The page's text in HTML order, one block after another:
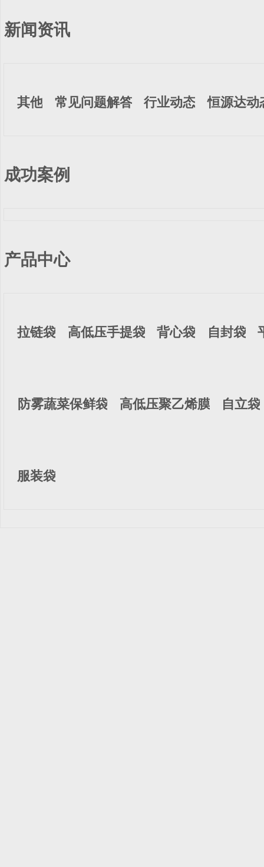
新闻资讯
其他 常见问题解答 行业动态 恒源达动
成功案例
产品中心
拉链袋 高低压手提袋 背心袋 自封袋
防雾蔬菜保鲜袋 高低压聚乙烯膜 自立袋
服装袋